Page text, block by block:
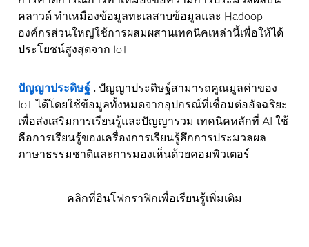
คลาวด์ ทำเหมืองข้อมูลทะเลสาบข้อมูลและ Hadoop
องค์กรส่วนใหญ่ใช้การผสมผสานเทคนิคเหล่านี้เพื่อให้ได้
ประโยชน์สูงสุดจาก IoT
ปัญญาประดิษฐ์ . ปัญญาประดิษฐ์สามารถคูณมูลค่าของ
IoT ได้โดยใช้ข้อมูลทั้งหมดจากอุปกรณ์ที่เชื่อมต่ออัจฉริยะ
เพื่อส่งเสริมการเรียนรู้และปัญญารวม เทคนิคหลักที่ AI ใช้
คือการเรียนรู้ของเครื่องการเรียนรู้ลึกการประมวลผล
ภาษาธรรมชาติและการมองเห็นด้วยคอมพิวเตอร์
คลิกที่อินโฟกราฟิกเพื่อเรียนรู้เพิ่มเติม